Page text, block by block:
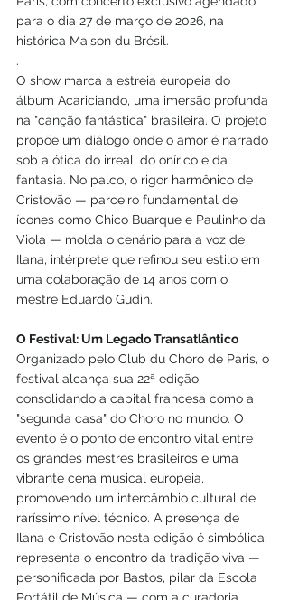
para o dia 27 de março de 2026, na
histórica Maison du Brésil.
.
O show marca a estreia europeia do
álbum Acariciando, uma imersão profunda
na "canção fantástica" brasileira. O projeto
propõe um diálogo onde o amor é narrado
sob a ótica do irreal, do onírico e da
fantasia. No palco, o rigor harmônico de
Cristovão — parceiro fundamental de
ícones como Chico Buarque e Paulinho da
Viola — molda o cenário para a voz de
Ilana, intérprete que refinou seu estilo em
uma colaboração de 14 anos com o
mestre Eduardo Gudin.
O Festival: Um Legado Transatlântico
Organizado pelo Club du Choro de Paris, o
festival alcança sua 22ª edição
consolidando a capital francesa como a
"segunda casa" do Choro no mundo. O
evento é o ponto de encontro vital entre
os grandes mestres brasileiros e uma
vibrante cena musical europeia,
promovendo um intercâmbio cultural de
raríssimo nível técnico. A presença de
Ilana e Cristovão nesta edição é simbólica:
representa o encontro da tradição viva —
personificada por Bastos, pilar da Escola